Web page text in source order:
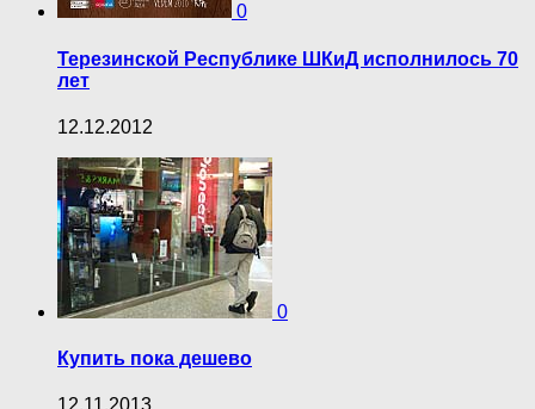
0
Терезинской Республике ШКиД исполнилось 70
лет
12.12.2012
0
Купить пока дешево